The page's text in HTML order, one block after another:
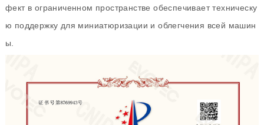
фект в ограниченном пространстве обеспечивает техническу
ю поддержку для миниатюризации и облегчения всей машин
ы.